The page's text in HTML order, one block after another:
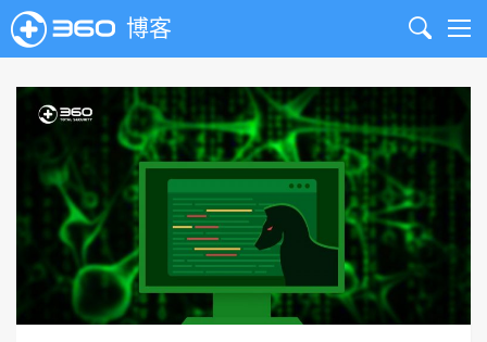
博客
Search